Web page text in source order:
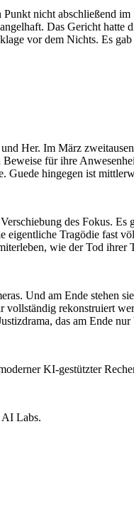
nicht abschließend
Das Gericht hatte
vor dem Nichts. Es
Her. Im März
für ihre
hingegen ist
des Fokus.
Tragödie fast
wie der Tod
Und am Ende stehen
rekonstruiert
das am Ende nur
KI-gestützter
Labs.